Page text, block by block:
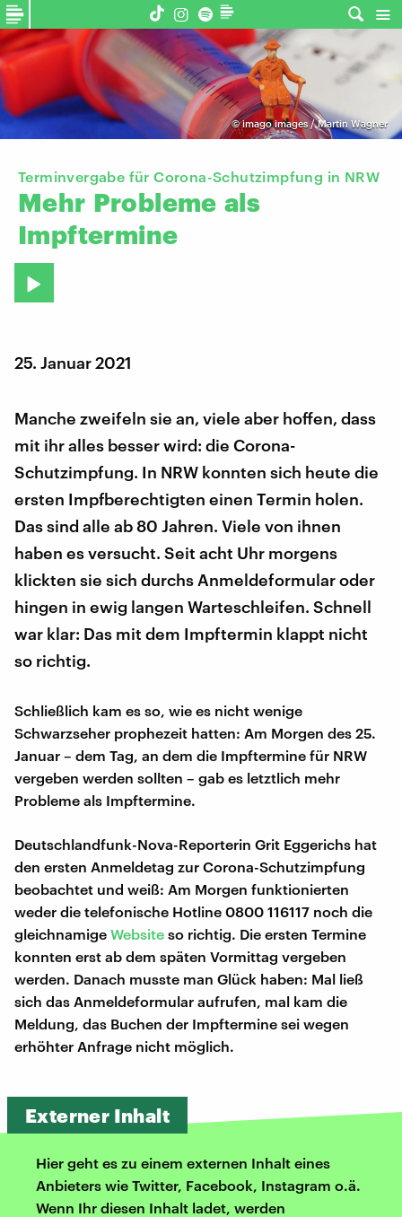
©imago images / Martin Wagner
Terminvergabe für Corona-Schutzimpfung in NRW
Mehr Probleme als
Impftermine
25. Januar 2021
Manche zweifeln sie an, viele aber hoffen, dass
mit ihr alles besser wird: die Corona-
Schutzimpfung. In NRW konnten sich heute die
ersten Impfberechtigten einen Termin holen.
Das sind alle ab 80 Jahren. Viele von ihnen
haben es versucht. Seit acht Uhr morgens
klickten sie sich durchs Anmeldeformular oder
hingen in ewig langen Warteschleifen. Schnell
war klar: Das mit dem Impftermin klappt nicht
so richtig.
Schließlich kam es so, wie es nicht wenige
Schwarzseher prophezeit hatten: Am Morgen des 25.
Januar – dem Tag, an dem die Impftermine für NRW
vergeben werden sollten – gab es letztlich mehr
Probleme als Impftermine.
Deutschlandfunk-Nova-Reporterin Grit Eggerichs hat
den ersten Anmeldetag zur Corona-Schutzimpfung
beobachtet und weiß: Am Morgen funktionierten
weder die telefonische Hotline 0800 116117 noch die
gleichnamige Website so richtig. Die ersten Termine
konnten erst ab dem späten Vormittag vergeben
werden. Danach musste man Glück haben: Mal ließ
sich das Anmeldeformular aufrufen, mal kam die
Meldung, das Buchen der Impftermine sei wegen
erhöhter Anfrage nicht möglich.
Externer Inhalt
Hier geht es zu einem externen Inhalt eines
Anbieters wie Twitter, Facebook, Instagram o.ä.
Wenn Ihr diesen Inhalt ladet, werden